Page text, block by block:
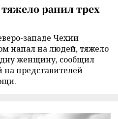
ранил трех
западе Чехии
напал на людей, тяжело
женщину, сообщил
на представителей